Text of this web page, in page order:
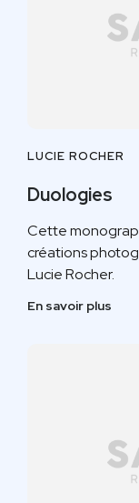
LUCIE ROCHER
Duologies
Cette
créations
Lucie Rocher.
En savoir plus